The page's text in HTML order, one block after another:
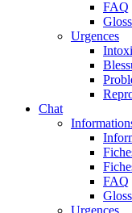
FAQ
Urgences
Chat
FAQ
Urgences